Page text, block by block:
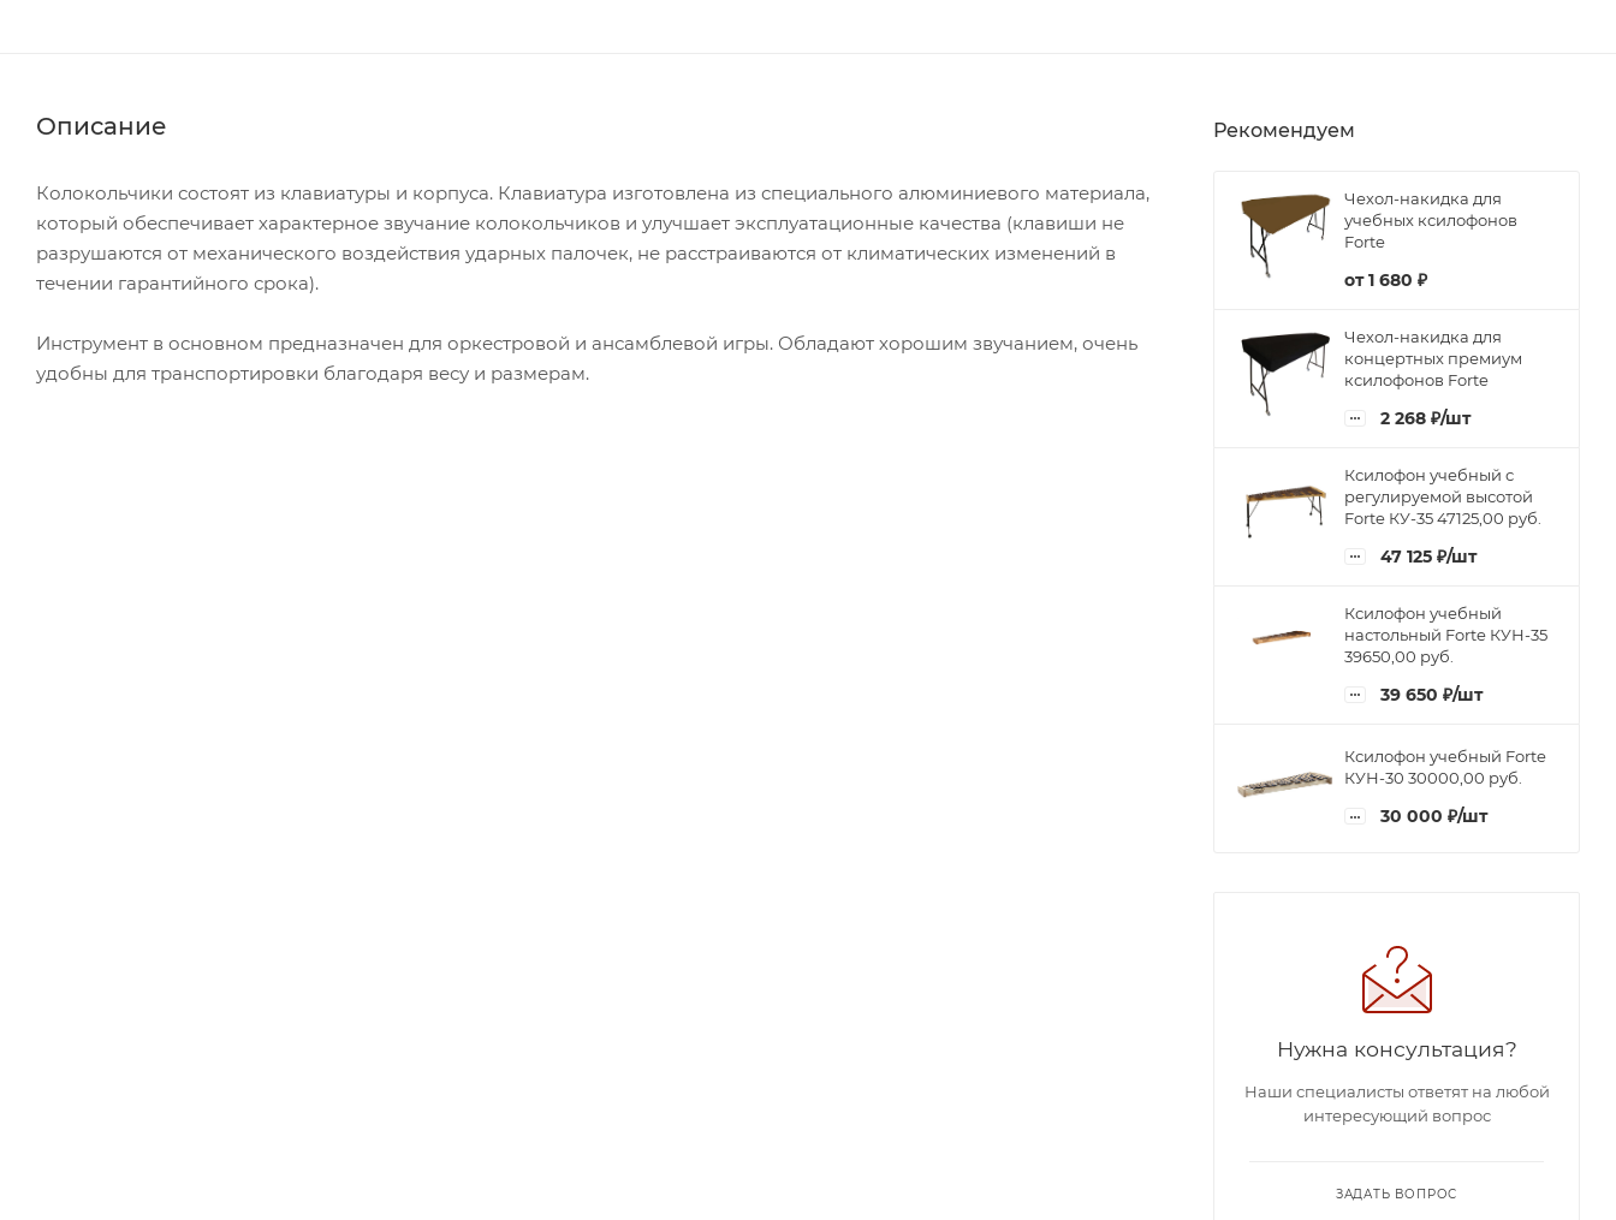
Описание
Колокольчики состоят из клавиатуры и корпуса. Клавиатура изготовлена из специального алюминиевого материала,
который обеспечивает характерное звучание колокольчиков и улучшает эксплуатационные качества (клавиши не
разрушаются от механического воздействия ударных палочек, не раcстраиваются от климатических изменений в
течении гарантийного срока).
Инструмент в основном предназначен для оркестровой и ансамблевой игры. Обладают хорошим звучанием, очень
удобны для транспортировки благодаря весу и размерам.
Рекомендуем
Чехол-накидка для
учебных ксилофонов
Forte
от1 680 ₽
Чехол-накидка для
концертных премиум
ксилофонов Forte
2 268 ₽/шт
Ксилофон учебный с
регулируемой высотой
Forte КУ-35 47125,00 руб.
47 125 ₽/шт
Ксилофон учебный
настольный Forte КУН-35
39650,00 руб.
39 650 ₽/шт
Ксилофон учебный Forte
КУН-30 30000,00 руб.
30 000 ₽/шт
Нужна консультация?
Наши специалисты ответят на любой
интересующий вопрос
ЗАДАТЬ ВОПРОС